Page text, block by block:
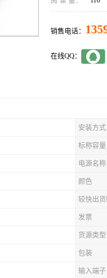
销售电话：
在线QQ：
安装方式
标称容量
电源名称
颜色
较快出货
发票
货源类型
包装
输入端子